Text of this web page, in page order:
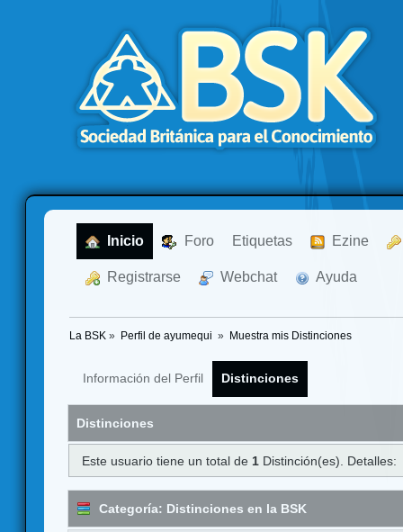
Inicio Foro Etiquetas Ezine
Registrarse Webchat Ayuda
La BSK » Perfil de ayumequi » Muestra mis Distinciones
Información del Perfil Distinciones
Distinciones
Este usuario tiene un total de 1 Distinción(es). Detalles:
Categoría: Distinciones en la BSK